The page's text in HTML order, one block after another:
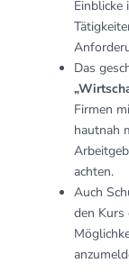
Einblicke
Das
Firmen
hautnah
achten.
Auch
den Kurs